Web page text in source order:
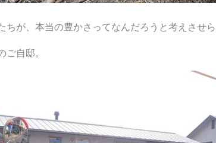
ちが、本当の豊かさってなんだろうと考えさせら
自邸。